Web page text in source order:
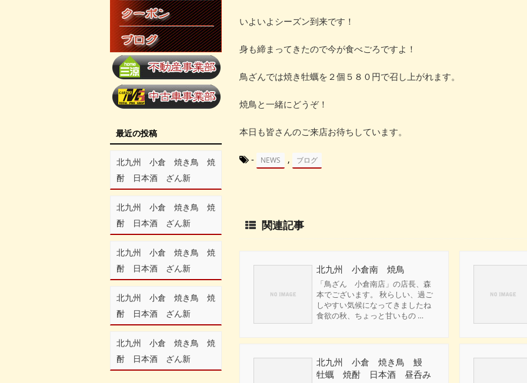
いよいよシーズン到来です！
身も締まってきたので今が食べごろですよ！
鳥ざんでは焼き牡蠣を２個５８０円で召し上がれます。
焼鳥と一緒にどうぞ！
本日も皆さんのご来店お待ちしています。
- NEWS , ブログ
関連記事
北九州 小倉南 焼鳥
「鳥ざん 小倉南店」の店長、森
本でございます。 秋らしい、過ご
しやすい気候になってきましたね
食欲の秋、ちょっと甘いもの …
北九州 小倉 焼き鳥 鰻
牡蠣 焼酎 日本酒 昼呑み
最近の投稿
北九州 小倉 焼き鳥 焼
酎 日本酒 ざん新
北九州 小倉 焼き鳥 焼
酎 日本酒 ざん新
北九州 小倉 焼き鳥 焼
酎 日本酒 ざん新
北九州 小倉 焼き鳥 焼
酎 日本酒 ざん新
北九州 小倉 焼き鳥 焼
酎 日本酒 ざん新